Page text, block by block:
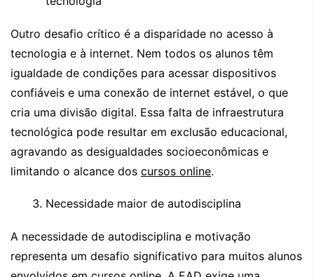
Outro desafio crítico é a disparidade no acesso à
tecnologia e à internet. Nem todos os alunos têm
igualdade de condições para acessar dispositivos
confiáveis e uma conexão de internet estável, o que
cria uma divisão digital. Essa falta de infraestrutura
tecnológica pode resultar em exclusão educacional,
agravando as desigualdades socioeconômicas e
limitando o alcance dos cursos online.
Necessidade maior de autodisciplina
A necessidade de autodisciplina e motivação
representa um desafio significativo para muitos alunos